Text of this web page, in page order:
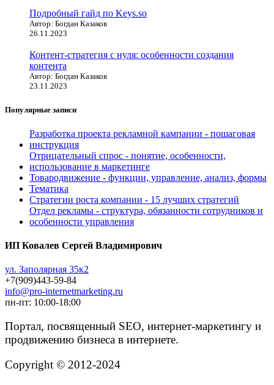
Подробный гайд по Keys.so
Автор: Богдан Казаков
26.11.2023
Контент-стратегия с нуля: особенности создания
контента
Автор: Богдан Казаков
23.11.2023
Популярные записи
Разработка проекта рекламной кампании - пошаговая
инструкция
Отрицательный спрос - понятие, особенности,
использование в маркетинге
Товародвижение - функции, управление, анализ, формы
Тематика
Стратегии роста компании - 15 лучших стратегий
Отдел рекламы - структура, обязанности сотрудников и
особенности управления
ИП Ковалев Сергей Владимирович
ул. Заполярная 35к2
+7(909)443-59-84
info@pro-internetmarketing.ru
пн-пт: 10:00-18:00
Портал, посвященный SEO, интернет-маркетингу и
продвижению бизнеса в интернете.
Copyright © 2012-2024